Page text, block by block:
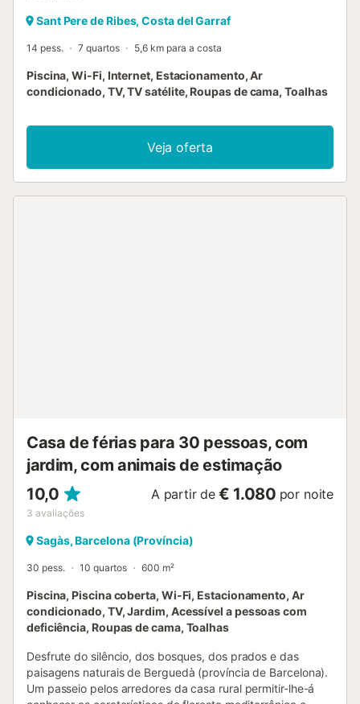
Sant Pere de Ribes, Costa del Garraf
14 pess. 7 quartos 5,6 km para a costa
Piscina, Wi-Fi, Internet, Estacionamento, Ar
condicionado, TV, TV satélite, Roupas de cama, Toalhas
Veja oferta
Casa de férias para 30 pessoas, com
jardim, com animais de estimação
10,0
3 avaliações
A partir de € 1.080 por noite
Sagàs, Barcelona (Província)
30 pess. 10 quartos 600 m²
Piscina, Piscina coberta, Wi-Fi, Estacionamento, Ar
condicionado, TV, Jardim, Acessível a pessoas com
deficiência, Roupas de cama, Toalhas
Desfrute do silêncio, dos bosques, dos prados e das
paisagens naturais de Berguedà (província de Barcelona).
Um passeio pelos arredores da casa rural permitir-lhe-á